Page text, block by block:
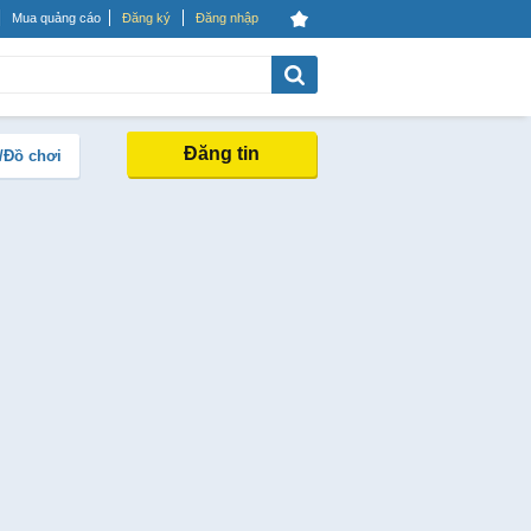
Mua quảng cáo Đăng ký Đăng nhập
Đồ chơi Đăng tin